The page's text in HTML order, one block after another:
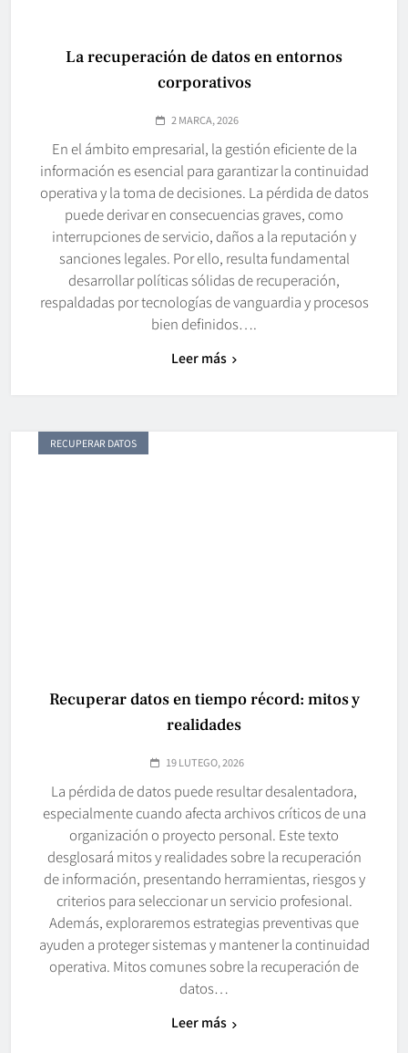
La recuperación de datos en entornos
corporativos
2 MARCA, 2026
En el ámbito empresarial, la gestión eficiente de la
información es esencial para garantizar la continuidad
operativa y la toma de decisiones. La pérdida de datos
puede derivar en consecuencias graves, como
interrupciones de servicio, daños a la reputación y
sanciones legales. Por ello, resulta fundamental
desarrollar políticas sólidas de recuperación,
respaldadas por tecnologías de vanguardia y procesos
bien definidos….
Leer más
RECUPERAR DATOS
Recuperar datos en tiempo récord: mitos y
realidades
19 LUTEGO, 2026
La pérdida de datos puede resultar desalentadora,
especialmente cuando afecta archivos críticos de una
organización o proyecto personal. Este texto
desglosará mitos y realidades sobre la recuperación
de información, presentando herramientas, riesgos y
criterios para seleccionar un servicio profesional.
Además, exploraremos estrategias preventivas que
ayuden a proteger sistemas y mantener la continuidad
operativa. Mitos comunes sobre la recuperación de
datos…
Leer más